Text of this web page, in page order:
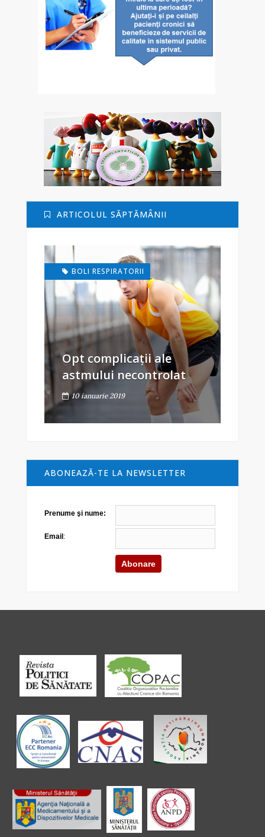
ARTICOLUL SĂPTĂMÂNII
BOLI RESPIRATORII
Opt complicații ale
astmului necontrolat
10 ianuarie 2019
ABONEAZĂ-TE LA NEWSLETTER
Prenume şi nume:
Email :